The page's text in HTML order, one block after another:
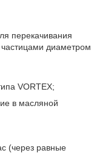
перекачивания
диаметром
VORTEX;
в масляной
(через равные